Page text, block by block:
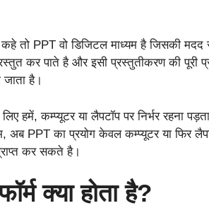
तो PPT वो डिजिटल माध्यम है जिसकी मदद
कर पाते है और इसी प्रस्तुतीकरण की पूरी
है।
हमें, कम्प्यूटर या लैपटॉप पर निर्भर रहना
अब PPT का प्रयोग केवल कम्प्यूटर या फिर
कर सकते है।
क्या होता है?